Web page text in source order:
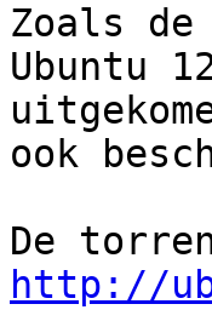
Zoals
Ubuntu
ook
http://